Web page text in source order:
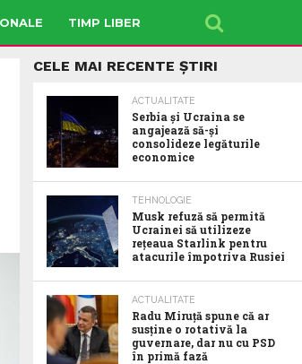
TIMP LIBER
CELE MAI RECENTE ȘTIRI
ACTUALITATE
Serbia şi Ucraina se
angajează să-şi
consolideze legăturile
economice
TEHNOLOGIE
Musk refuză să permită
Ucrainei să utilizeze
reţeaua Starlink pentru
atacurile împotriva Rusiei
ACTUALITATE
Radu Miruţă spune că ar
susţine o rotativă la
guvernare, dar nu cu PSD
în primă fază